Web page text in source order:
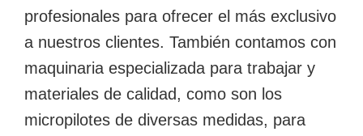
profesionales para ofrecer el más exclusivo
a nuestros clientes. También contamos con
maquinaria especializada para trabajar y
materiales de calidad, como son los
micropilotes de diversas medidas, para